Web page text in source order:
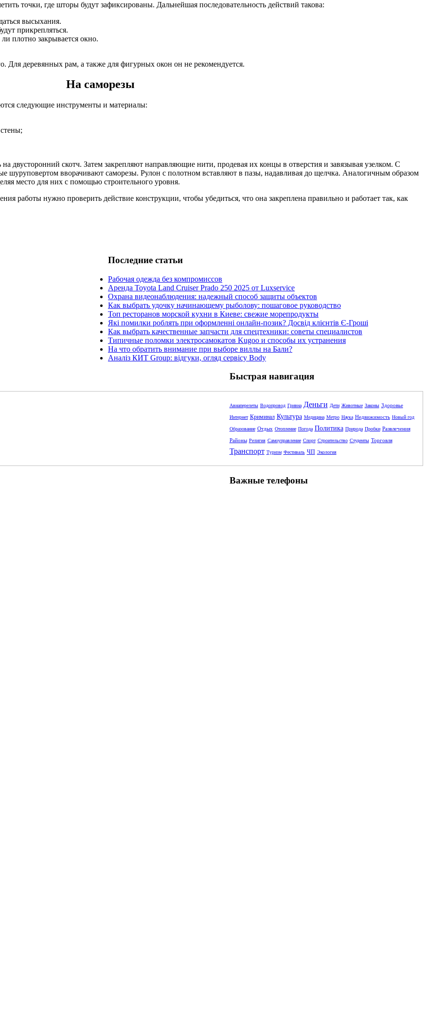
точки, где шторы будут зафиксированы. Дальнейшая последовательность действий такова:
высыхания.
прикрепляться.
плотно закрывается окно.
деревянных рам, а также для фигурных окон он не рекомендуется.
На саморезы
следующие инструменты и материалы:
двусторонний скотч. Затем закрепляют направляющие нити, продевая их концы в отверстия и завязывая узелком. С
шуруповертом вворачивают саморезы. Рулон с полотном вставляют в пазы, надавливая до щелчка. Аналогичным образом
место для них с помощью строительного уровня.
работы нужно проверить действие конструкции, чтобы убедиться, что она закреплена правильно и работает так, как
Последние статьи
Рабочая одежда без компромиссов
Аренда Toyota Land Cruiser Prado 250 2025 от Luxservice
Охрана видеонаблюдения: надежный способ защиты объектов
Как выбрать удочку начинающему рыболову: пошаговое руководство
Топ ресторанов морской кухни в Киеве: свежие морепродукты
Які помилки роблять при оформленні онлайн-позик? Досвід клієнтів Є-Гроші
Как выбрать качественные запчасти для спецтехники: советы специалистов
Типичные поломки электросамокатов Kugoo и способы их устранения
На что обратить внимание при выборе виллы на Бали?
Аналіз КИТ Group: відгуки, огляд сервісу Body
Быстрая навигация
Авиаперелеты Водопровод Гривна Деньги Дети Животные Законы Здоровье
Интернет Криминал Культура Медицина Метро Наука Недвижимость Новый год
Образование Отдых Отопление Погода Политика Природа Пробки Развлечения
Районы Религия Самоуправление Спорт Строительство Студенты Торговля
Транспорт Туризм Фестиваль ЧП Экология
Важные телефоны